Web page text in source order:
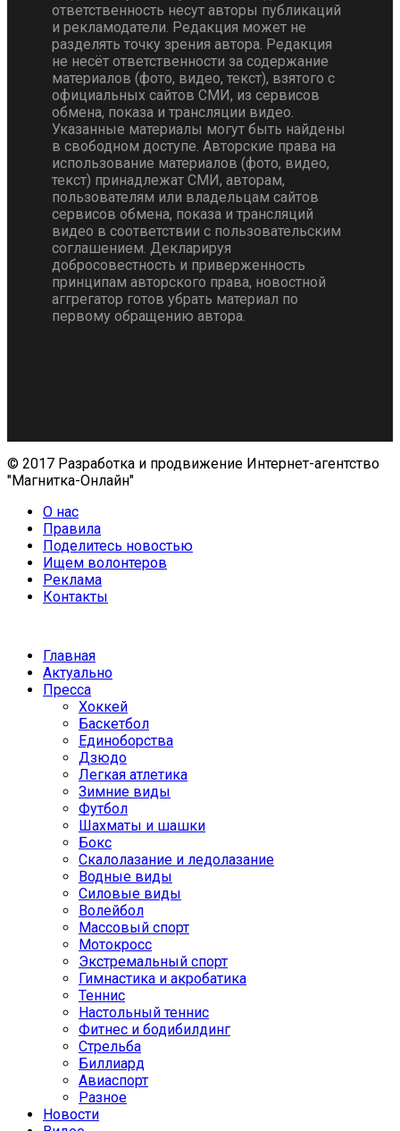
ответственность несут авторы публикаций
и рекламодатели. Редакция может не
разделять точку зрения автора. Редакция
не несёт ответственности за содержание
материалов (фото, видео, текст), взятого с
официальных сайтов СМИ, из сервисов
обмена, показа и трансляции видео.
Указанные материалы могут быть найдены
в свободном доступе. Авторские права на
использование материалов (фото, видео,
текст) принадлежат СМИ, авторам,
пользователям или владельцам сайтов
сервисов обмена, показа и трансляций
видео в соответствии с пользовательским
соглашением. Декларируя
добросовестность и приверженность
принципам авторского права, новостной
аггрегатор готов убрать материал по
первому обращению автора.
© 2017 Разработка и продвижение Интернет-агентство
"Магнитка-Онлайн"
О нас
Правила
Поделитесь новостью
Ищем волонтеров
Реклама
Контакты
Главная
Актуально
Пресса
Хоккей
Баскетбол
Единоборства
Дзюдо
Легкая атлетика
Зимние виды
Футбол
Шахматы и шашки
Бокс
Скалолазание и ледолазание
Водные виды
Силовые виды
Волейбол
Массовый спорт
Мотокросс
Экстремальный спорт
Гимнастика и акробатика
Теннис
Настольный теннис
Фитнес и бодибилдинг
Стрельба
Биллиард
Авиаспорт
Разное
Новости